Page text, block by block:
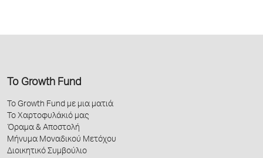
Το Growth Fund
Το Growth Fund με μια ματιά
Το Χαρτοφυλάκιό μας
Όραμα & Αποστολή
Μήνυμα Μοναδικού Μετόχου
Διοικητικό Συμβούλιο